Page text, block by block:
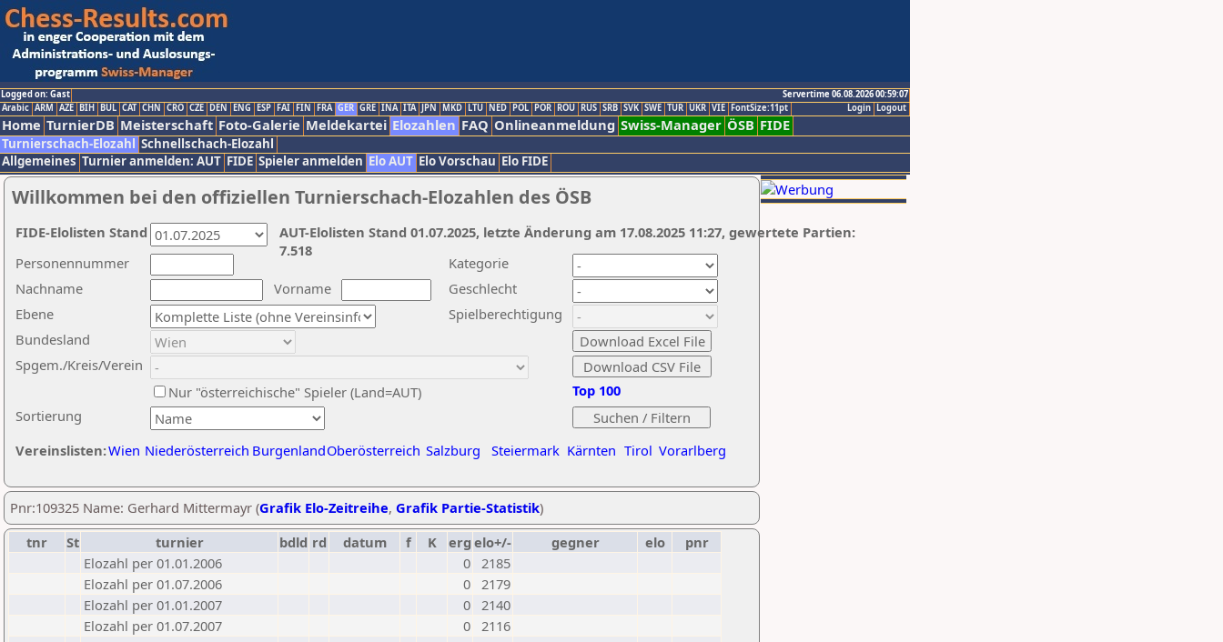
Logged on: Gast
Servertime 06.08.2026 00:59:07
Logout
Login
Arabic ARM AZE BIH BUL CAT CHN CRO CZE DEN ENG ESP FAI FIN FRA GER GRE INA ITA JPN MKD LTU NED POL POR ROU RUS SRB SVK SWE TUR UKR VIE FontSize:11pt
Home TurnierDB Meisterschaft Foto-Galerie Meldekartei Elozahlen FAQ Onlineanmeldung Swiss-Manager ÖSB FIDE
Turnierschach-Elozahl Schnellschach-Elozahl
Allgemeines Turnier anmelden: AUT FIDE Spieler anmelden Elo AUT Elo Vorschau Elo FIDE
Willkommen bei den offiziellen Turnierschach-Elozahlen des ÖSB
Nachname
Vorname
Ebene
Kategorie
Sortierung
Personennummer
Bundesland
Spgem./Kreis/Verein
Geschlecht
Nur "österreichische" Spieler (Land=AUT)
Spielberechtigung
Vereinslisten:Wien Niederösterreich BurgenlandOberösterreich Salzburg Steiermark Kärnten Tirol Vorarlberg
Top 100
AUT-Elolisten Stand 01.07.2025, letzte Änderung am 17.08.2025 11:27, gewertete Partien:
7.518
FIDE-Elolisten Stand
Pnr:109325 Name: Gerhard Mittermayr (Grafik Elo-Zeitreihe, Grafik Partie-Statistik)
tnr
St turnier bdld rd datum f K erg elo+/- gegner elo
pnr
Elozahl per 01.01.2006
0 2185
Elozahl per 01.07.2006
0 2179
Elozahl per 01.01.2007
0 2140
Elozahl per 01.07.2007
0 2116